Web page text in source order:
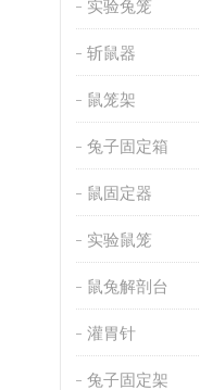
实验兔笼
斩鼠器
鼠笼架
兔子固定箱
鼠固定器
实验鼠笼
鼠兔解剖台
灌胃针
兔子固定架